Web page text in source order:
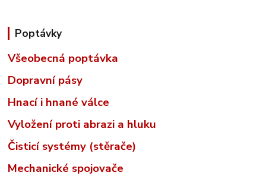
Poptávky
Všeobecná poptávka
Dopravní pásy
Hnací i hnané válce
Vyložení proti abrazi a hluku
Čisticí systémy (stěrače)
Mechanické spojovače